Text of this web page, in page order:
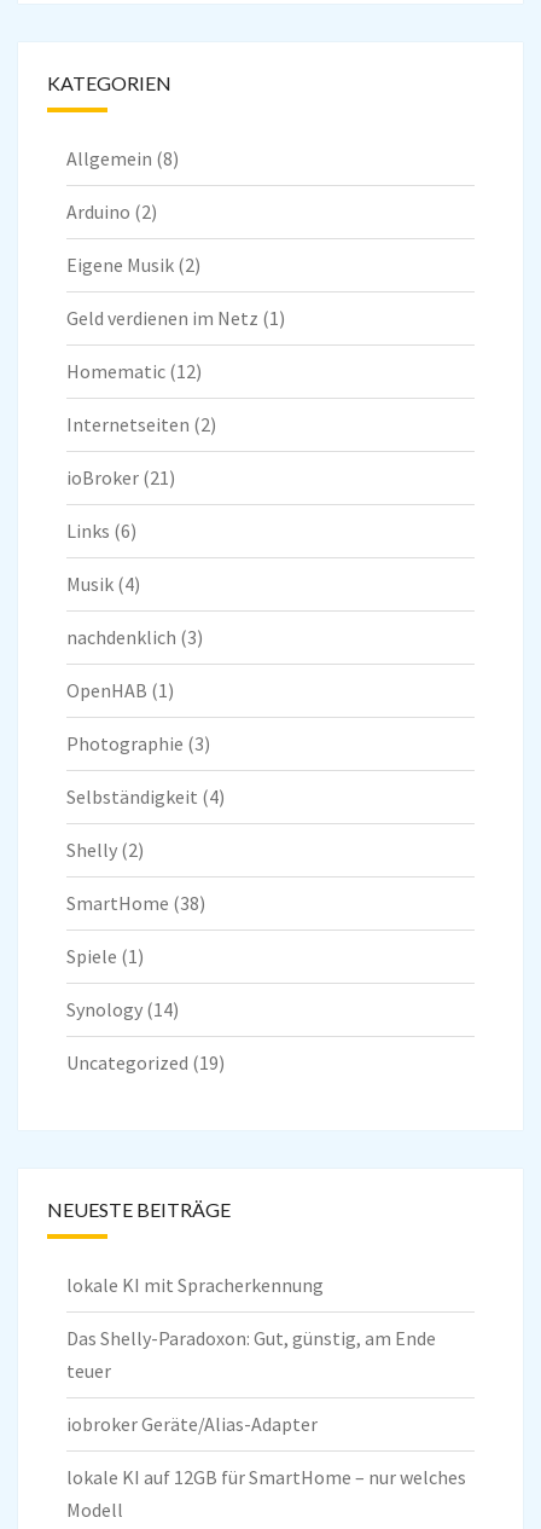
KATEGORIEN
Allgemein (8)
Arduino (2)
Eigene Musik (2)
Geld verdienen im Netz (1)
Homematic (12)
Internetseiten (2)
ioBroker (21)
Links (6)
Musik (4)
nachdenklich (3)
OpenHAB (1)
Photographie (3)
Selbständigkeit (4)
Shelly (2)
SmartHome (38)
Spiele (1)
Synology (14)
Uncategorized (19)
NEUESTE BEITRÄGE
lokale KI mit Spracherkennung
Das Shelly-Paradoxon: Gut, günstig, am Ende
teuer
iobroker Geräte/Alias-Adapter
lokale KI auf 12GB für SmartHome – nur welches
Modell